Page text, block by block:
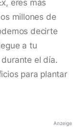
eres más
millones de
decirte
a tu
durante el día.
para plantar
Anzeige